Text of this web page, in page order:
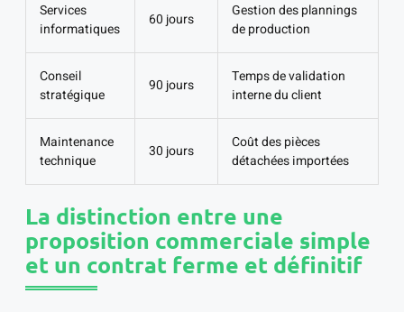
Services
informatiques
60 jours
Gestion des plannings
de production
Conseil
stratégique
90 jours
Temps de validation
interne du client
Maintenance
technique
30 jours
Coût des pièces
détachées importées
La distinction entre une
proposition commerciale simple
et un contrat ferme et définitif